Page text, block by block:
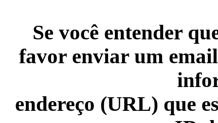
Se você entender
favor enviar um
endereço (URL) que